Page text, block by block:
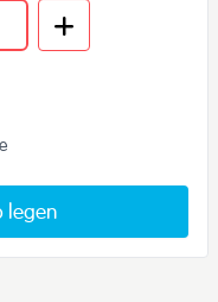
legen